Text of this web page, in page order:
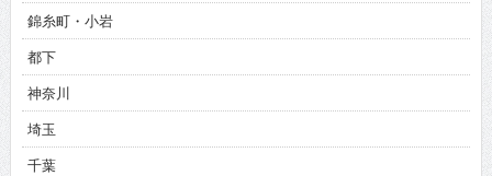
錦糸町・小岩
都下
神奈川
埼玉
千葉